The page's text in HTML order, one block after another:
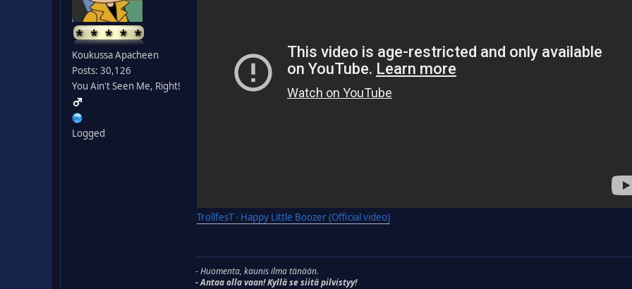
Koukussa Apacheen
Posts: 30,126
You Ain't Seen Me, Right!
Logged
TrollfesT - Happy Little Boozer (Official video)
- Huomenta, kaunis ilma tänään.
- Antaa olla vaan! Kyllä se siitä pilvistyy!